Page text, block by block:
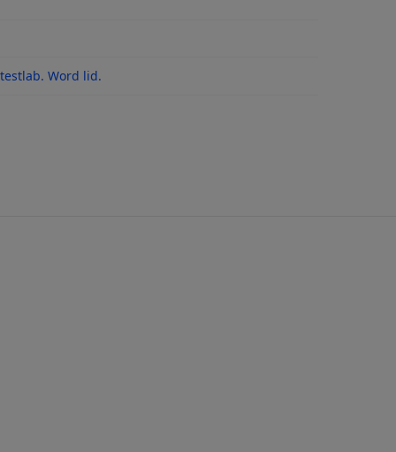
Word lid.